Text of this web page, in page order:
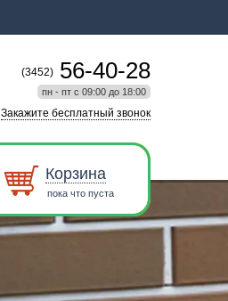
(3452) 56-40-28
пн - пт с 09:00 до 18:00
Закажите бесплатный звонок
Корзина
пока что пуста